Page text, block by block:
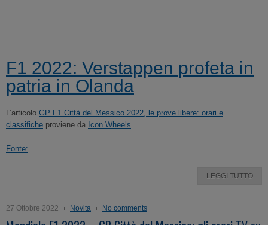
F1 2022: Verstappen profeta in
patria in Olanda
L’articolo GP F1 Città del Messico 2022, le prove libere: orari e
classifiche proviene da Icon Wheels.
Fonte:
LEGGI TUTTO
27 Ottobre 2022 Novita No comments